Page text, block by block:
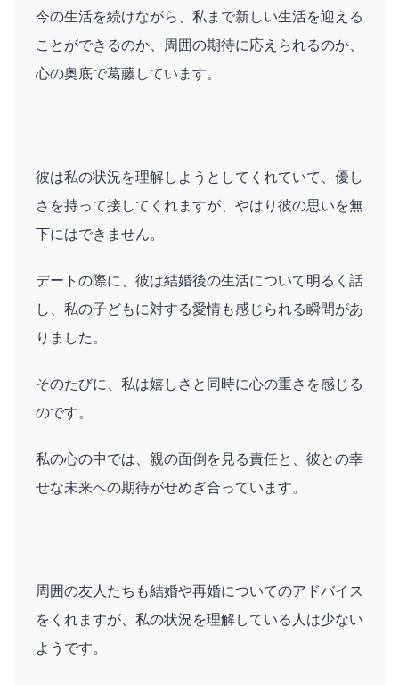
今の生活を続けながら、私まで新しい生活を迎える
ことができるのか、周囲の期待に応えられるのか、
心の奥底で葛藤しています。
彼は私の状況を理解しようとしてくれていて、優し
さを持って接してくれますが、やはり彼の思いを無
下にはできません。
デートの際に、彼は結婚後の生活について明るく話
し、私の子どもに対する愛情も感じられる瞬間があ
りました。
そのたびに、私は嬉しさと同時に心の重さを感じる
のです。
私の心の中では、親の面倒を見る責任と、彼との幸
せな未来への期待がせめぎ合っています。
周囲の友人たちも結婚や再婚についてのアドバイス
をくれますが、私の状況を理解している人は少ない
ようです。